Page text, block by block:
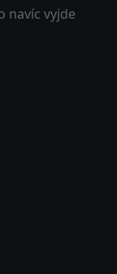
navíc vyjde